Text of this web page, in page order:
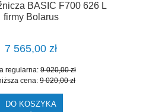
BASIC F700 626 L
firmy Bolarus
7 565,00 zł
regularna: 9 020,00 zł
cena: 9 020,00 zł
DO KOSZYKA